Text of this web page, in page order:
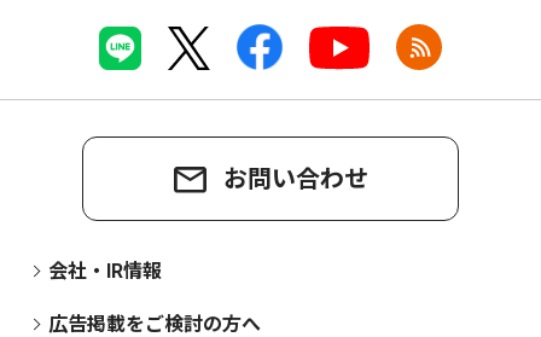
お問い合わせ
会社・IR情報
広告掲載をご検討の方へ